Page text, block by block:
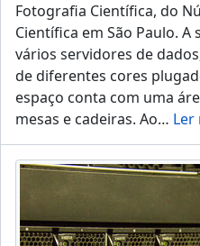
Fotografia Científica, do
Científica em São Paulo.
vários servidores de
de diferentes cores
espaço conta com uma
mesas e cadeiras. Ao… Ler